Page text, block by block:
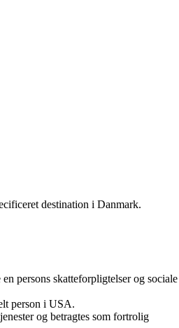
destination i Danmark.
persons skatteforpligtelser og sociale
person i USA.
og betragtes som fortrolig